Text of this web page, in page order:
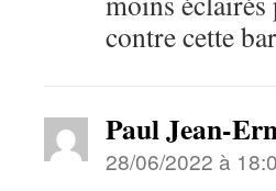
contre cette
Paul Jean-
28/06/2022 à